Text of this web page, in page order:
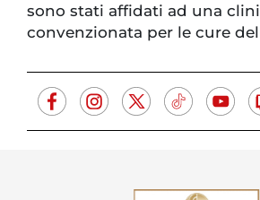
sono stati affidati ad una
convenzionata per le cure del